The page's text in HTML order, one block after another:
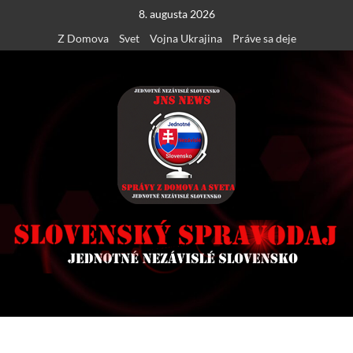
content
8. augusta 2026
Z Domova
Svet Vojna Ukrajina Práve sa deje